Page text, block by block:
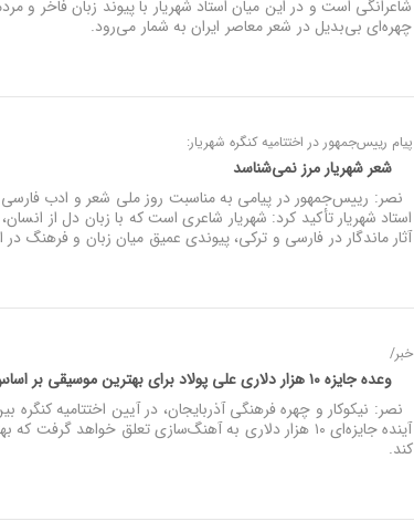
شاعرانگی است و در این میان استاد شهریار با پیوند زبان فاخر و
چهره‌ای بی‌بدیل در شعر معاصر ایران به شمار می‌رود.
پیام رییس‌جمهور در اختتامیه کنگره شهریار:
شعر شهریار مرز نمی‌شناسد
نصر: رییس‌جمهور در پیامی به مناسبت روز ملی شعر و ادب فارسی
استاد شهریار تأکید کرد: شهریار شاعری است که با زبان دل از
آثار ماندگار در فارسی و ترکی، پیوندی عمیق میان زبان و فرهنگ در
خبر/
وعده جایزه ۱۰ هزار دلاری علی پولاد برای بهترین موسیقی بر اساس اشعار شهریار
نصر: نیکوکار و چهره فرهنگی آذربایجان، در آیین اختتامیه کنگره
آینده جایزه‌ای ۱۰ هزار دلاری به آهنگ‌سازی تعلق خواهد
کند.